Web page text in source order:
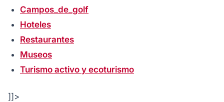
Campos_de_golf
Hoteles
Restaurantes
Museos
Turismo activo y ecoturismo
]]>